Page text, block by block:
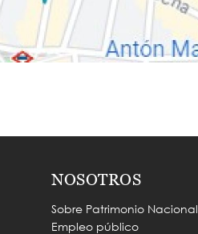
NOSOTROS
Sobre Patrimonio Nacional
Empleo público